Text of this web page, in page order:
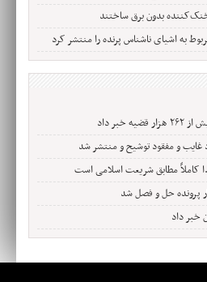
بدون برق ساختند
به اشیای ناشناس پرنده را منتشر کرد
داد
غایب و مفقود توشیح و منتشر شد
کاملاً مطابق شریعت اسلامی است